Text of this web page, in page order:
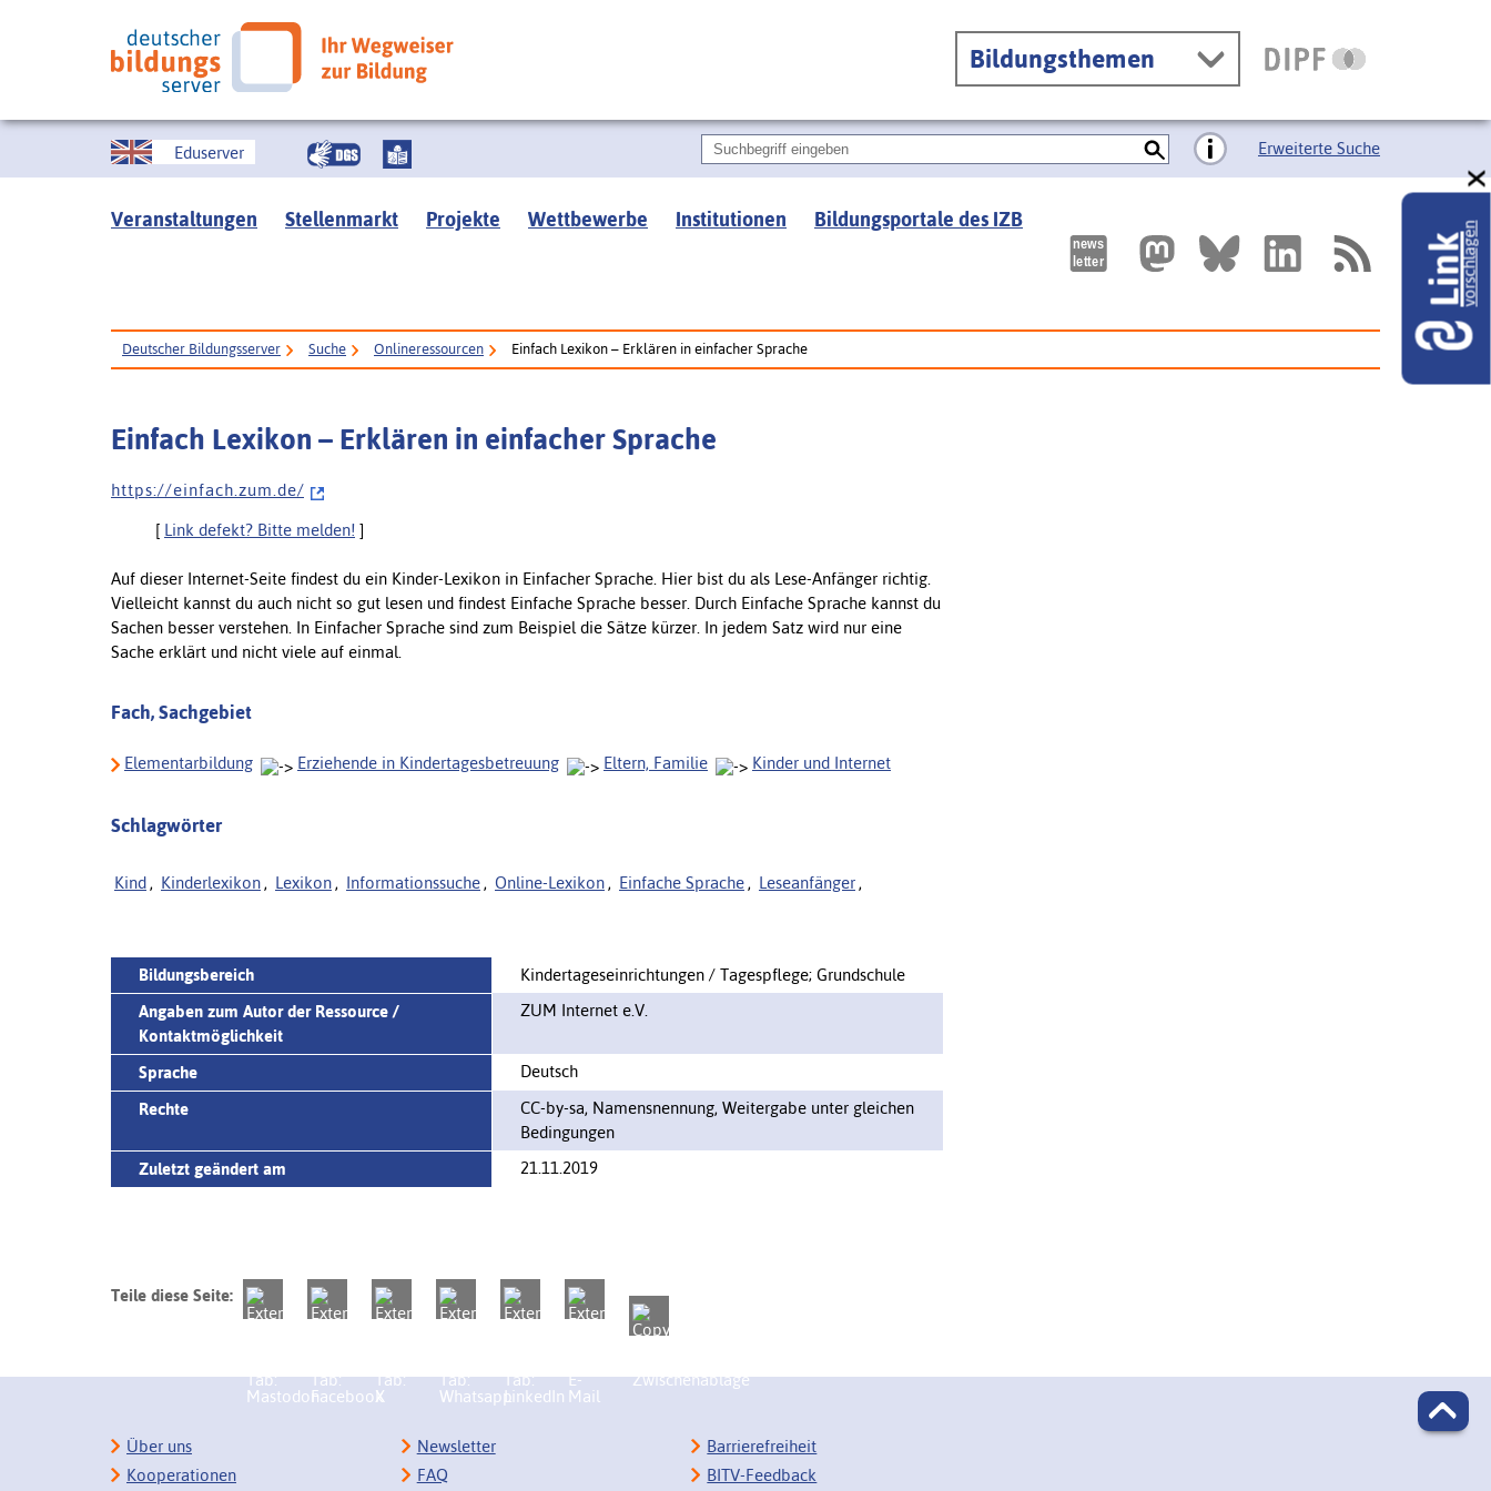
Bildungsthemen
Eduserver Erweiterte Suche
Veranstaltungen Stellenmarkt Projekte Wettbewerbe Institutionen Bildungsportale des IZB
Deutscher Bildungsserver Suche Onlineressourcen Einfach Lexikon – Erklären in einfacher Sprache
Einfach Lexikon – Erklären in einfacher Sprache
h t t p s : / / e i n f a c h . z u m . d e /
[ Link defekt? Bitte melden! ]
Auf dieser Internet-Seite findest du ein Kinder-Lexikon in Einfacher Sprache. Hier bist du als Lese-Anfänger richtig.
Vielleicht kannst du auch nicht so gut lesen und findest Einfache Sprache besser. Durch Einfache Sprache kannst du
Sachen besser verstehen. In Einfacher Sprache sind zum Beispiel die Sätze kürzer. In jedem Satz wird nur eine
Sache erklärt und nicht viele auf einmal.
Fach, Sachgebiet
Elementarbildung Erziehende in Kindertagesbetreuung Eltern, Familie Kinder und Internet
Schlagwörter
Kind , Kinderlexikon , Lexikon , Informationssuche , Online-Lexikon , Einfache Sprache , Leseanfänger ,
Bildungsbereich
Kindertageseinrichtungen / Tagespflege; Grundschule
Angaben zum Autor der Ressource /
Kontaktmöglichkeit
ZUM Internet e.V.
Sprache
Deutsch
Rechte
CC-by-sa, Namensnennung, Weitergabe unter gleichen
Bedingungen
Zuletzt geändert am
21.11.2019
Teile diese Seite:
Linkvorschlagen
Über uns
Kooperationen
Newsletter
FAQ
Barrierefreiheit
BITV-Feedback